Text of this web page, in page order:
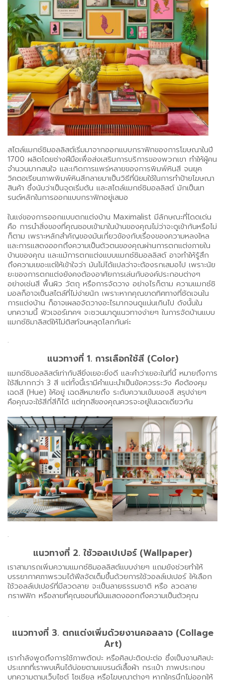
สไตล์แมกซ์ซิมอลลิสต์เริ่มมาจากออกแบบกราฟิกของการโฆษณาในปี
1700 ผลิตโดยช่างฝีมือเพื่อส่งเสริมการบริการของพวกเขา ทำให้ผู้คน
จำนวนมากสนใจ และเกิดการแพร่หลายของการพิมพ์หินสี จนยุค
วิคตอเรียนภาพพิมพ์หินสีกลายมาเป็นวิธีที่นิยมใช้ในการทำป้ายโฆษณา
สินค้า ซึ่งนับว่าเป็นจุดเริ่มต้น และสไตล์แมกซ์ซิมอลลิสต์ มักเป็นเท
รนด์หลักในการออกแบบกราฟิกอยู่เสมอ
ในแง่ของการออกแบบตกแต่งบ้าน Maximalist มีลักษณะที่โดดเด่น
คือ การนำสิ่งของที่คุณชอบเข้ามาในบ้านของคุณไม่ว่าจะดูเข้ากันหรือไม่
ก็ตาม เพราะหลักสำคัญของมันเกี่ยวข้องกับเรื่องของความหลงใหล
และการแสดงออกถึงความเป็นตัวตนของคุณผ่านการตกแต่งภายใน
บ้านของคุณ และแม้การตกแต่งแบบแมกซ์ซิมอลลิสต์ อาจทำให้รู้สึก
ถึงความเยอะแต่ให้เข้าใจว่า มันไม่ได้แปลว่าจะต้องรกเสมอไป เพราะนัย
ยะของการตกแต่งยังคงต้องอาศัยการเล่นกับองค์ประกอบต่างๆ
อย่างเช่นสี พื้นผิว วัตถุ หรือการจัดวาง อย่างไรก็ตาม ความแมกซ์ซิ
มอลก็อาจเป็นสไตล์ที่ไม่ง่ายนัก เพราะหากคุณขาดทิศทางที่ชัดเจนใน
การแต่งบ้าน ก็อาจเผลอจัดวางอะไรมากจนดูแน่นเกินไป ดังนั้นใน
บทความนี้ ฟิวเจอร์เทคฯ จะชวนมาดูแนวทางง่ายๆ ในการจัดบ้านแบบ
แมกซ์ซิมาลิสต์ให้ไม่ติสท์จนหลุดโลกกันค่ะ
.
แนวทางที่ 1. การเลือกใช้สี (Color)
แมกซ์ซิมอลลิสต์เท่ากับสียิ่งเยอะยิ่งดี และคำว่าเยอะในที่นี้ หมายถึงการ
ใช้สีมากกว่า 3 สี แต่ทั้งนี้เรามีคำแนะนำเป็นข้อควรระวัง คือต้องคุม
เฉดสี (Hue) ให้อยู่ เฉดสีหมายถึง ระดับความเข้มของสี สรุปง่ายๆ
คือคุณจะใช้สีกี่สีก็ได้ แต่ทุกสีของคุณควรจะอยู่ในเฉดเดียวกัน
.
แนวทางที่ 2. ใช้วอลเปเปอร์ (Wallpaper)
เราสามารถเพิ่มความแมกซ์ซิมอลลิสต์แบบง่ายๆ แถมยังช่วยทำให้
บรรยากาศภาพรวมได้ฟีลจัดเต็มขึ้นด้วยการใช้วอลล์เปเปอร์ ให้เลือก
ใช้วอลล์เปเปอร์ที่มีลวดลาย จะเป็นลายธรรมชาติ หรือ ลวดลาย
กราฟฟิก หรือลายที่คุณชอบที่มันแสดงออกถึงความเป็นตัวคุณ
.
แนวทางที่ 3. ตกแต่งเพิ่มด้วยงานคอลลาจ (Collage
Art)
เรากำลังพูดถึงการใช้ภาพตัดปะ หรือศิลปะติดปะต่อ ซึ่งเป็นงานศิลปะ
ประเภทที่เราพบเห็นได้บ่อยตามแบรนด์เสื้อผ้า กระเป๋า ภาพประกอบ
บทความตามเว็บไซต์ โซเชียล หรือโฆษณาต่างๆ หากใครนึกไม่ออกให้